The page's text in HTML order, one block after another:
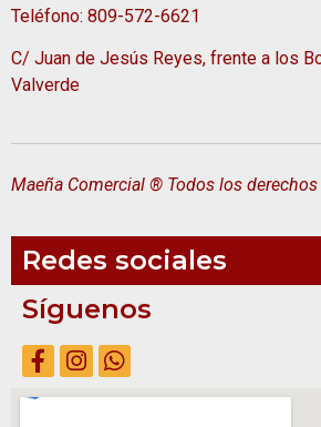
Teléfono: 809-572-6621
C/ Juan de Jesús Reyes, frente a los
Valverde
Maeña Comercial ® Todos los derechos
Redes sociales
Síguenos